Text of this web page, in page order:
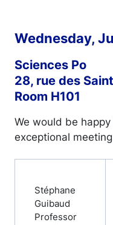
Wednesday,
Sciences Po
28, rue des
Room H101
We would be
exceptional
Stéphane
Guibaud
Professor